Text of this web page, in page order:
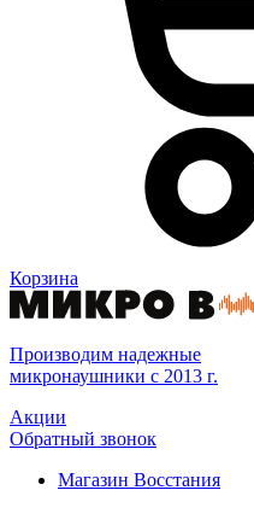
Корзина
Производим надежные
микронаушники с 2013 г.
Акции
Обратный звонок
Магазин Восстания